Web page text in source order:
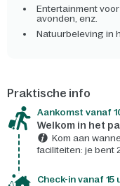
Entertainment
avonden, enz.
Natuurbeleving in
Praktische info
Aankomst vanaf
Welkom in het
Kom aan
faciliteiten: je bent
Check-in vanaf 15